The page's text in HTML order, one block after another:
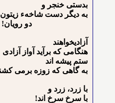
بدستی خنجر و
به دیگر دست شاخهء زیتون
دو رویان!
آزادیخواهند
هنگامی که برآید آواز آزادی
ستم پیشه اند
به گاهی که زوزه برمی
با زرد، زرد و
با سرخ سرخ اند!